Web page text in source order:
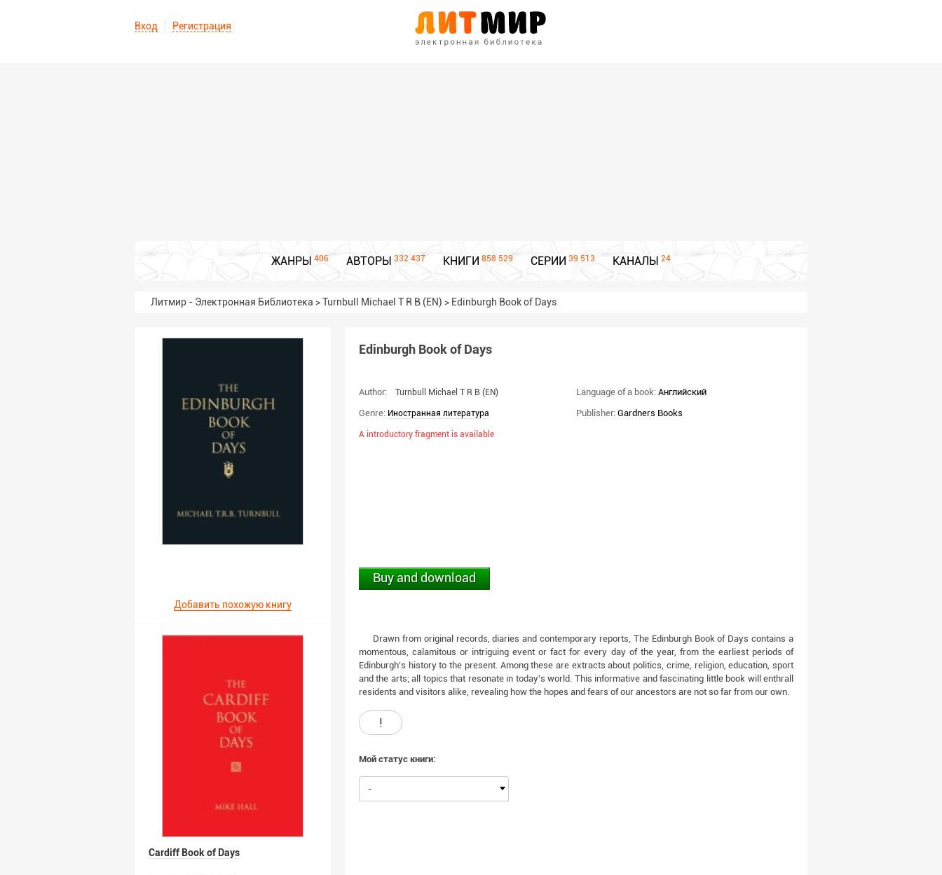
Вход Регистрация
ЖАНРЫ 406 АВТОРЫ 332 437 КНИГИ 858 529 СЕРИИ 39 513 КАНАЛЫ 24
Литмир - Электронная Библиотека >Turnbull Michael T R B (EN) > Edinburgh Book of Days
Добавить похожую книгу
Cardiff Book of Days
Edinburgh Book of Days
Author: Turnbull Michael T R B (EN)
Genre: Иностранная литература
A introductory fragment is available
Language of a book: Английский
Publisher: Gardners Books
Buy and download
Drawn from original records, diaries and contemporary reports, The Edinburgh Book of Days contains a
momentous, calamitous or intriguing event or fact for every day of the year, from the earliest periods of
Edinburgh's history to the present. Among these are extracts about politics, crime, religion, education, sport
and the arts; all topics that resonate in today's world. This informative and fascinating little book will enthrall
residents and visitors alike, revealing how the hopes and fears of our ancestors are not so far from our own.
!
Мой статус книги:
-